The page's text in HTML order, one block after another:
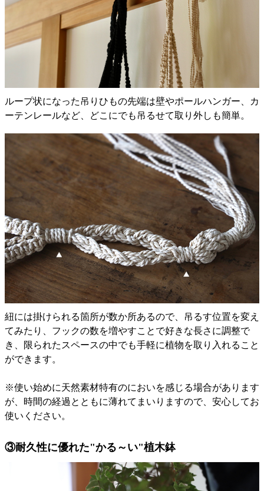
ループ状になった吊りひもの先端は壁やポールハンガー、カ
ーテンレールなど、どこにでも吊るせて取り外しも簡単。
紐には掛けられる箇所が数か所あるので、吊るす位置を変え
てみたり、フックの数を増やすことで好きな長さに調整で
き、限られたスペースの中でも手軽に植物を取り入れること
ができます。
※使い始めに天然素材特有のにおいを感じる場合があります
が、時間の経過とともに薄れてまいりますので、安心してお
使いください。
③耐久性に優れた"かる～い"植木鉢